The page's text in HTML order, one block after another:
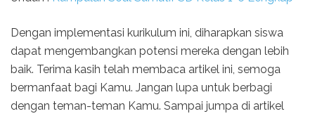
Dengan implementasi kurikulum ini, diharapkan siswa
dapat mengembangkan potensi mereka dengan lebih
baik. Terima kasih telah membaca artikel ini, semoga
bermanfaat bagi Kamu. Jangan lupa untuk berbagi
dengan teman-teman Kamu. Sampai jumpa di artikel